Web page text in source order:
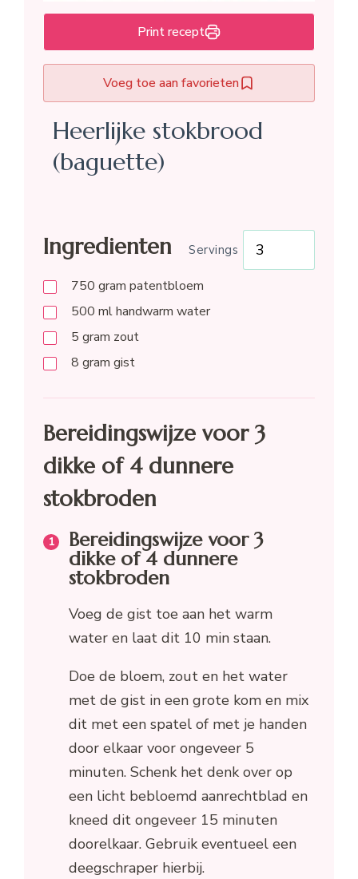
Print recept
Voeg toe aan favorieten
Heerlijke stokbrood
(baguette)
Ingredienten Servings
750 gram patentbloem
500 mlhandwarm water
5 gram zout
8 gram gist
Bereidingswijze voor 3
dikke of 4 dunnere
stokbroden
Bereidingswijze voor 3
dikke of 4 dunnere
stokbroden
Voeg de gist toe aan het warm
water en laat dit 10 min staan.
Doe de bloem, zout en het water
met de gist in een grote kom en mix
dit met een spatel of met je handen
door elkaar voor ongeveer 5
minuten. Schenk het denk over op
een licht bebloemd aanrechtblad en
kneed dit ongeveer 15 minuten
doorelkaar. Gebruik eventueel een
deegschraper hierbij.